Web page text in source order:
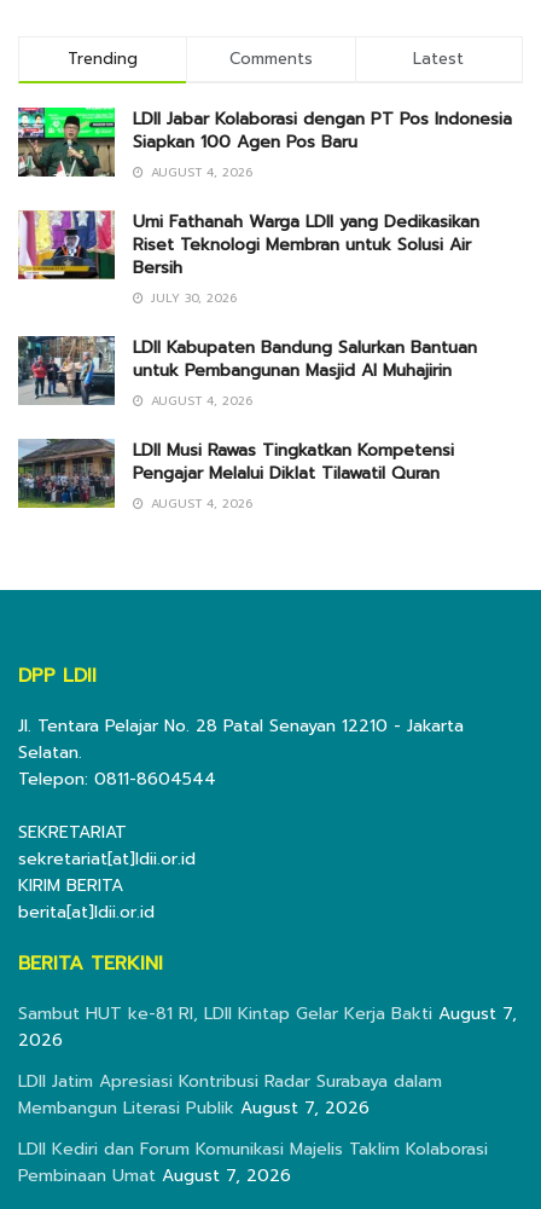
Trending Comments Latest
LDII Jabar Kolaborasi dengan PT Pos Indonesia
Siapkan 100 Agen Pos Baru
AUGUST 4, 2026
Umi Fathanah Warga LDII yang Dedikasikan
Riset Teknologi Membran untuk Solusi Air
Bersih
JULY 30, 2026
LDII Kabupaten Bandung Salurkan Bantuan
untuk Pembangunan Masjid Al Muhajirin
AUGUST 4, 2026
LDII Musi Rawas Tingkatkan Kompetensi
Pengajar Melalui Diklat Tilawatil Quran
AUGUST 4, 2026
DPP LDII
Jl. Tentara Pelajar No. 28 Patal Senayan 12210 - Jakarta
Selatan.
Telepon: 0811-8604544
SEKRETARIAT
sekretariat[at]ldii.or.id
KIRIM BERITA
berita[at]ldii.or.id
BERITA TERKINI
Sambut HUT ke-81 RI, LDII Kintap Gelar Kerja Bakti August 7,
2026
LDII Jatim Apresiasi Kontribusi Radar Surabaya dalam
Membangun Literasi Publik August 7, 2026
LDII Kediri dan Forum Komunikasi Majelis Taklim Kolaborasi
Pembinaan Umat August 7, 2026